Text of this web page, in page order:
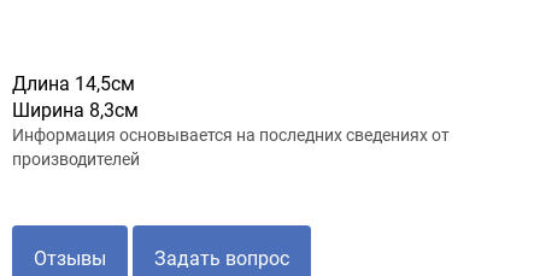
Длина 14,5см
Ширина 8,3см
Информация основывается на последних сведениях от
производителей
Отзывы Задать вопрос